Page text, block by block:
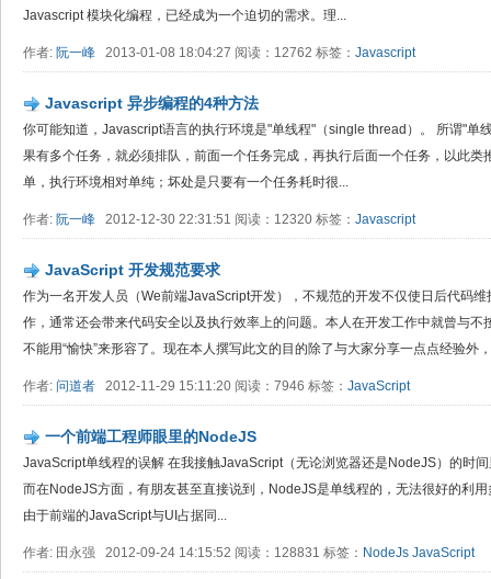
Javascript 模块化编程，已经成为一个迫切的需求。理...
作者: 阮一峰 2013-01-08 18:04:27 阅读：12762 标签： Javascript
Javascript 异步编程的4种方法
你可能知道，Javascript语言的执行环境是"单线程"（single thread）。 所谓"单
果有多个任务，就必须排队，前面一个任务完成，再执行后面一个任务，以此类
单，执行环境相对单纯；坏处是只要有一个任务耗时很...
作者: 阮一峰 2012-12-30 22:31:51 阅读：12320 标签： Javascript
JavaScript 开发规范要求
作为一名开发人员（We前端JavaScript开发），不规范的开发不仅使日后代码
作，通常还会带来代码安全以及执行效率上的问题。本人在开发工作中就曾与
不能用“愉快”来形容了。现在本人撰写此文的目的除了与大家分享一点点经验外
作者: 问道者 2012-11-29 15:11:20 阅读：7946 标签： JavaScript
一个前端工程师眼里的NodeJS
JavaScript单线程的误解 在我接触JavaScript（无论浏览器还是NodeJS）的时
而在NodeJS方面，有朋友甚至直接说到，NodeJS是单线程的，无法很好的利
由于前端的JavaScript与UI占据同...
作者: 田永强 2012-09-24 14:15:52 阅读：128831 标签： NodeJs JavaScript